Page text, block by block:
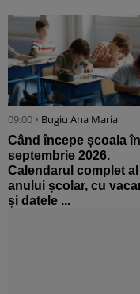
09:00 • Bugiu ⁠Ana Maria
Când începe școala în
septembrie 2026.
Calendarul complet al
anului școlar, cu
și datele ...